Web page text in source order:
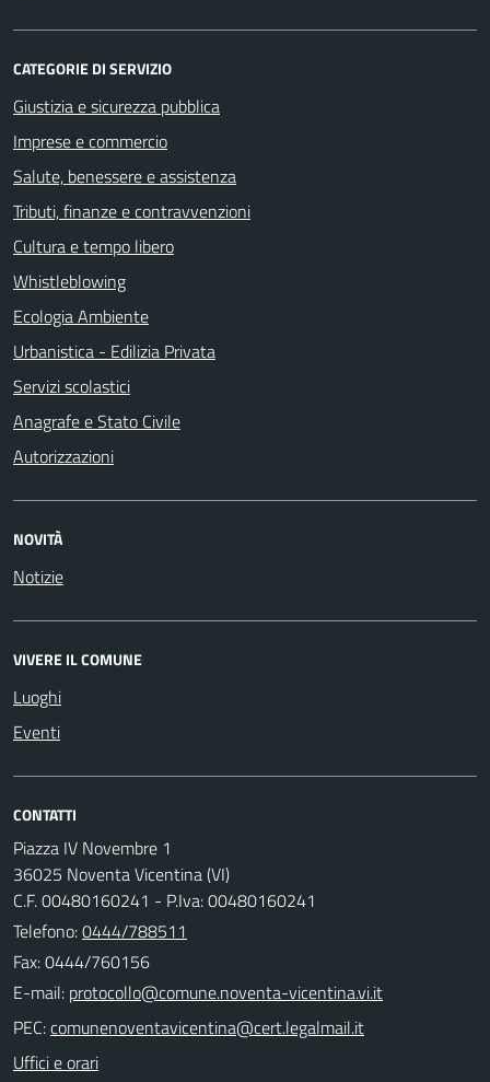
CATEGORIE DI SERVIZIO
Giustizia e sicurezza pubblica
Imprese e commercio
Salute, benessere e assistenza
Tributi, finanze e contravvenzioni
Cultura e tempo libero
Whistleblowing
Ecologia Ambiente
Urbanistica - Edilizia Privata
Servizi scolastici
Anagrafe e Stato Civile
Autorizzazioni
NOVITÀ
Notizie
VIVERE IL COMUNE
Luoghi
Eventi
CONTATTI
Piazza IV Novembre 1
36025 Noventa Vicentina (VI)
C.F. 00480160241 - P.Iva: 00480160241
Telefono:0444/788511
Fax: 0444/760156
E-mail:
PEC:
Uffici e orari